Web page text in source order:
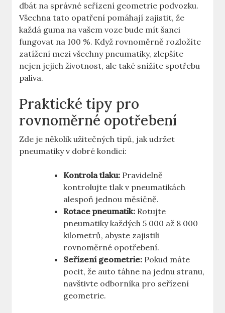
dbát na správné seřízení geometrie podvozku.
Všechna tato opatření pomáhají zajistit, že
každá guma na vašem voze bude mít šanci
fungovat na 100 %. Když rovnoměrně rozložíte
zatížení mezi všechny pneumatiky, zlepšíte
nejen jejich životnost, ale také snížíte spotřebu
paliva.
Praktické tipy pro
rovnoměrné opotřebení
Zde je několik užitečných tipů, jak udržet
pneumatiky v dobré kondici:
Kontrola tlaku: Pravidelně
kontrolujte tlak v pneumatikách
alespoň jednou měsíčně.
Rotace pneumatik: Rotujte
pneumatiky každých 5 000 až 8 000
kilometrů, abyste zajistili
rovnoměrné opotřebení.
Seřízení geometrie: Pokud máte
pocit, že auto táhne na jednu stranu,
navštivte odborníka pro seřízení
geometrie.